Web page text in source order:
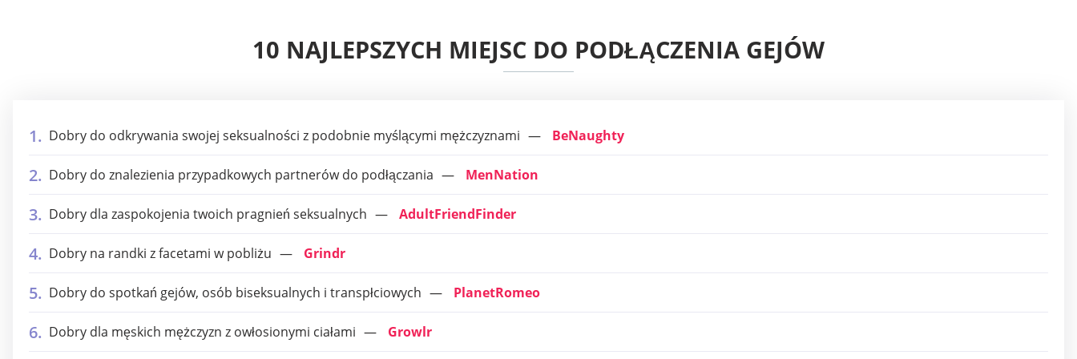
10 NAJLEPSZYCH MIEJSC DO PODŁĄCZENIA GEJÓW
Dobry do odkrywania swojej seksualności z podobnie myślącymi mężczyznami BeNaughty
Dobry do znalezienia przypadkowych partnerów do podłączania MenNation
Dobry dla zaspokojenia twoich pragnień seksualnych AdultFriendFinder
Dobry na randki z facetami w pobliżu Grindr
Dobry do spotkań gejów, osób biseksualnych i transpłciowych PlanetRomeo
Dobry dla męskich mężczyzn z owłosionymi ciałami Growlr